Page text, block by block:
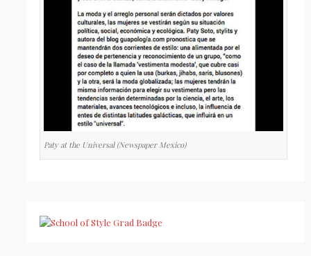
Paty at the Universal (Newspaper Mexico)